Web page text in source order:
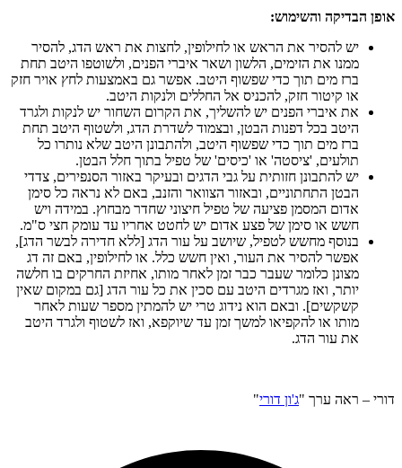
אופן הבדיקה והשימוש:
יש להסיר את הראש או לחילופין, לחצות את ראש הדג, להסיר
ממנו את הזימים, הלשון ושאר איברי הפנים, ולשוטפו היטב תחת
ברז מים תוך כדי שפשוף היטב. אפשר גם באמצעות לחץ אויר חזק
או קיטור חזק, להכניס אל החללים ולנקות היטב.
את איברי הפנים יש להשליך, את הקרום השחור יש לנקות ולגרד
היטב בכל דפנות הבטן, ובצמוד לשדרת הדג, ולשטוף היטב תחת
ברז מים תוך כדי שפשוף היטב, ולהתבונן היטב שלא נותרו כל
תולעים, 'ציסטה' או 'כיסים' של טפיל בתוך חלל הבטן.
יש להתבונן חזותית על גבי הדגים ובעיקר באזור הסנפירים, צדדי
הבטן התחתוניים, ובאזור הצוואר והזנב, באם לא נראה כל סימן
אדום המסמן פציעה של טפיל חיצוני שחדר מבחוץ. במידה ויש
חשש או סימן של פצע אדום יש לחטט אחריו עד עומק חצי ס"מ.
בנוסף מחשש לטפיל, שיושב על עור הדג [ללא חדירה לבשר הדג],
אפשר להסיר את העור, ואין חשש כלל. או לחילופין, באם זה דג
מצונן כלומר שעבר כבר זמן לאחר מותו, אחיזת החרקים בו חלשה
יותר, ואז מגרדים היטב עם סכין את כל עור הדג [גם במקום שאין
קשקשים]. ובאם הוא נידוג טרי יש להמתין מספר שעות לאחר
מותו או להקפיאו למשך זמן עד שיוקפא, ואז לשטוף ולגרד היטב
את עור הדג.
דורי – ראה ערך "ג'ון דורי"